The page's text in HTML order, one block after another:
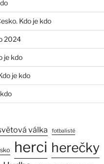
Kdo je kdo
2024
je kdo
je kdo
válka fotbalisté
herci herečky